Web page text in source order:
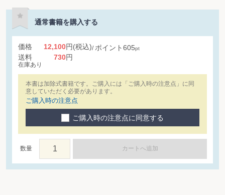
通常書籍を購入する
価格 12,100円(税込) ポイント605pt
送料 730円
在庫あり
本書は加除式書籍です。ご購入には「ご購入時の注意点」に同
意していただく必要があります。
ご購入時の注意点
ご購入時の注意点に同意する
数量 カートへ追加